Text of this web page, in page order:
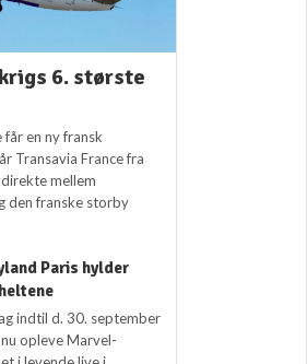
6. største
en ny fransk
Transavia France fra
mellem
den franske storby
Paris hylder
indtil d. 30. september
opleve Marvel-